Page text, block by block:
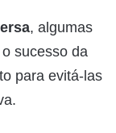
, algumas
sucesso da
para evitá-las